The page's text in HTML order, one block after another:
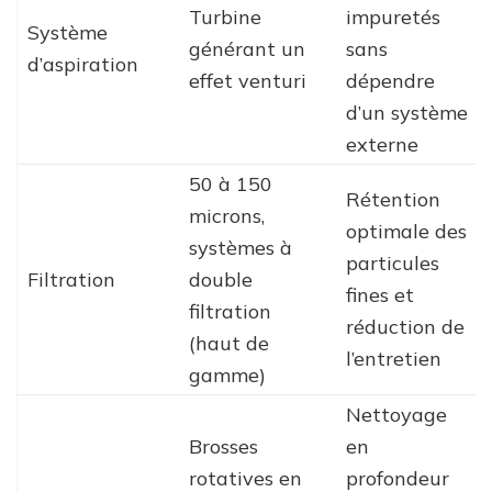
Système
d’aspiration
Turbine
générant un
effet venturi
impuretés
sans
dépendre
d’un système
externe
Filtration
50 à 150
microns,
systèmes à
double
filtration
(haut de
gamme)
Rétention
optimale des
particules
fines et
réduction de
l’entretien
Brosses
rotatives en
Nettoyage
en
profondeur